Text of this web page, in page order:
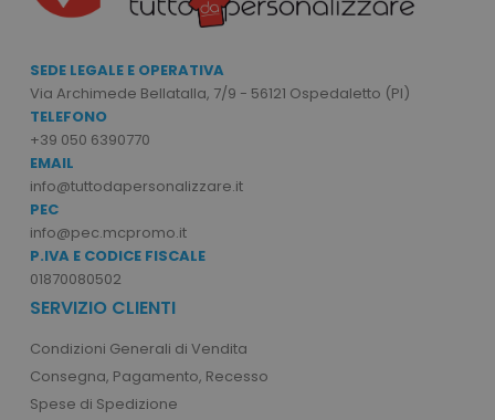
SEDE LEGALE E OPERATIVA
Via Archimede Bellatalla, 7/9 - 56121 Ospedaletto (PI)
TELEFONO
+39 050 6390770
EMAIL
info@tuttodapersonalizzare.it
PEC
info@pec.mcpromo.it
P.IVA E CODICE FISCALE
01870080502
SERVIZIO CLIENTI
Condizioni Generali di Vendita
Consegna, Pagamento, Recesso
Spese di Spedizione
recently_compared_product
Adobe Inc.
private_content_version
Adobe Inc.
mage-cache-storage